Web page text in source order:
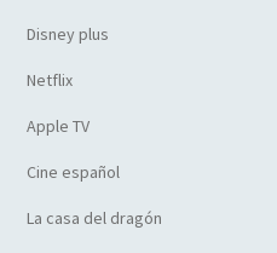
Disney plus
Netflix
Apple TV
Cine español
La casa del dragón